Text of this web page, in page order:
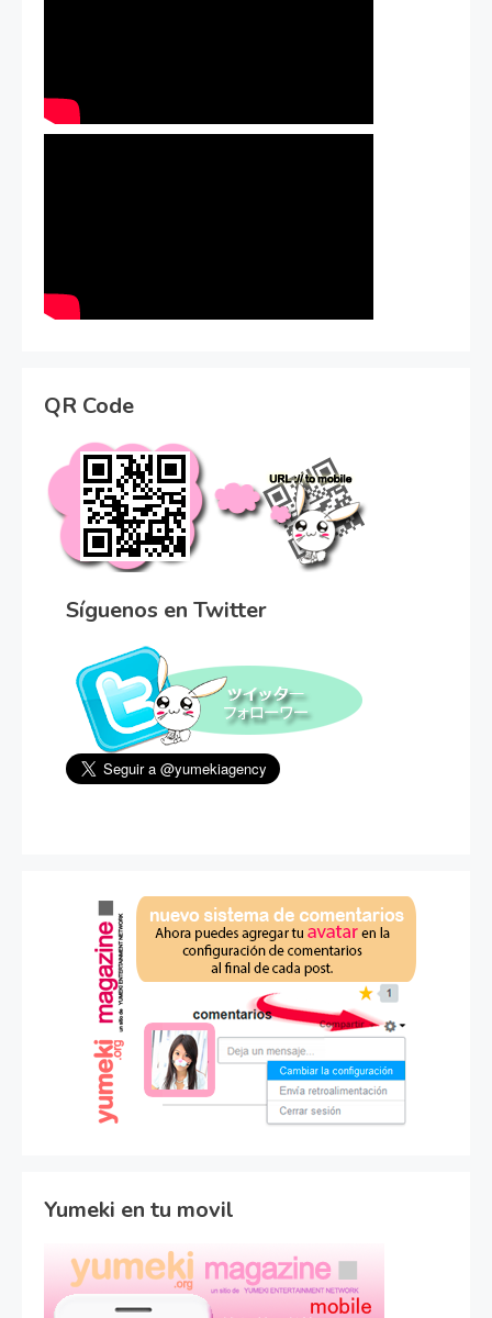
QR Code
Síguenos en Twitter
Yumeki en tu movil